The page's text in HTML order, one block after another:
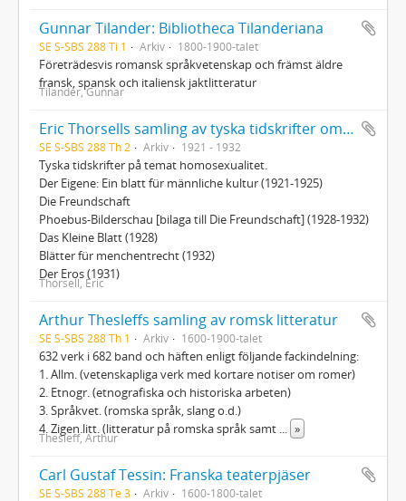
Gunnar Tilander: Bibliotheca Tilanderiana
SE S-SBS 288 Ti 1 Arkiv 1800-1900-talet
Företrädesvis romansk språkvetenskap och främst äldre
fransk, spansk och italiensk jaktlitteratur
Tilander, Gunnar
Eric Thorsells samling av tyska tidskrifter om homosexualitet
SE S-SBS 288 Th 2 Arkiv 1921 - 1932
Tyska tidskrifter på temat homosexualitet.
Der Eigene: Ein blatt für männliche kultur (1921-1925)
Die Freundschaft
Phoebus-Bilderschau [bilaga till Die Freundschaft] (1928-1932)
Das Kleine Blatt (1928)
Blätter für menchentrecht (1932)
Der Eros (1931)
Thorsell, Eric
Arthur Thesleffs samling av romsk litteratur
SE S-SBS 288 Th 1 Arkiv 1600-1900-talet
632 verk i 682 band och häften enligt följande fackindelning:
1. Allm. (vetenskapliga verk med kortare notiser om romer)
2. Etnogr. (etnografiska och historiska arbeten)
3. Språkvet. (romska språk, slang o.d.)
4. Zigen.litt. (litteratur på romska språk samt
»
Thesleff, Arthur
Carl Gustaf Tessin: Franska teaterpjäser
SE S-SBS 288 Te 3 Arkiv 1600-1800-talet